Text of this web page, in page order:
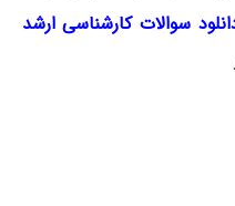
سوالات کارشناسی ارشد